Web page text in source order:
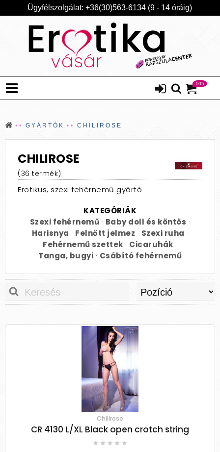
Ügyfélszolgálat: +36(30)563-6134 (9 - 14 óráig)
105
GYÁRTÓK CHILIROSE
CHILIROSE
(36 termék)
Erotikus, szexi fehérnemű gyártó
KATEGÓRIÁK
Szexi fehérnemű · Baby doll és köntös ·
Harisnya · Felnőtt jelmez · Szexi ruha ·
Fehérnemű szettek · Cicaruhák ·
Tanga, bugyi · Csábító fehérnemű
Chilirose
CR 4130 L/XL Black open crotch string